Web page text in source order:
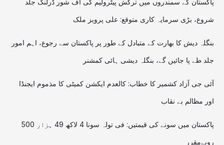
شروع، بڑی سرمایہ کاری متوقع: علی پرویز ملک
بنگلہ دیش کا بھارت کے متبادل کے طور پر پاکستان سے رجوع، اہم امور
جلد طے پا جائیں گے، بنگلہ دیشی ہائی کمشنر
آئی جی آزاد کشمیر کا خطاب: کالعدم ایکشن کمیٹی کا مذموم ایجنڈا
اور مظالم بے نقاب
پاکستان میں سونے کی قیمتیں: فی تولہ سونا 4 لاکھ 49 ہزار 500
روپےمقرر